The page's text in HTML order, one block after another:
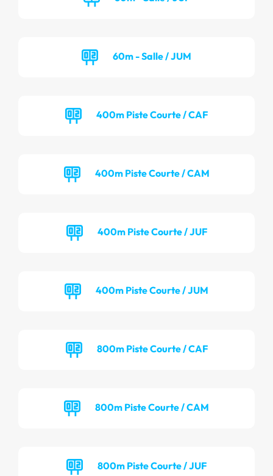
60m - Salle / JUM
400m Piste Courte / CAF
400m Piste Courte / CAM
400m Piste Courte / JUF
400m Piste Courte / JUM
800m Piste Courte / CAF
800m Piste Courte / CAM
800m Piste Courte / JUF